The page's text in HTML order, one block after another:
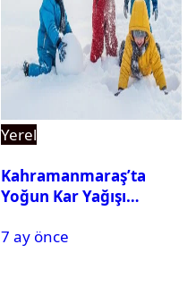
Yerel
Kahramanmaraş’ta
Yoğun Kar Yağışı
Tatil
7 ay önce